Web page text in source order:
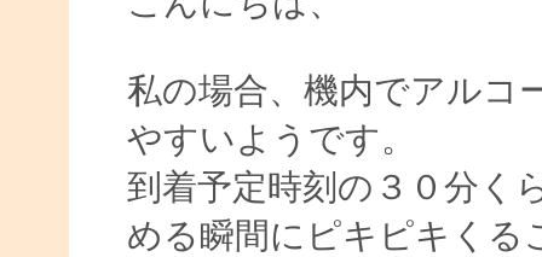
私の場合、機内でアルコ
やすいようです。
到着予定時刻の３０分く
める瞬間にピキピキくる